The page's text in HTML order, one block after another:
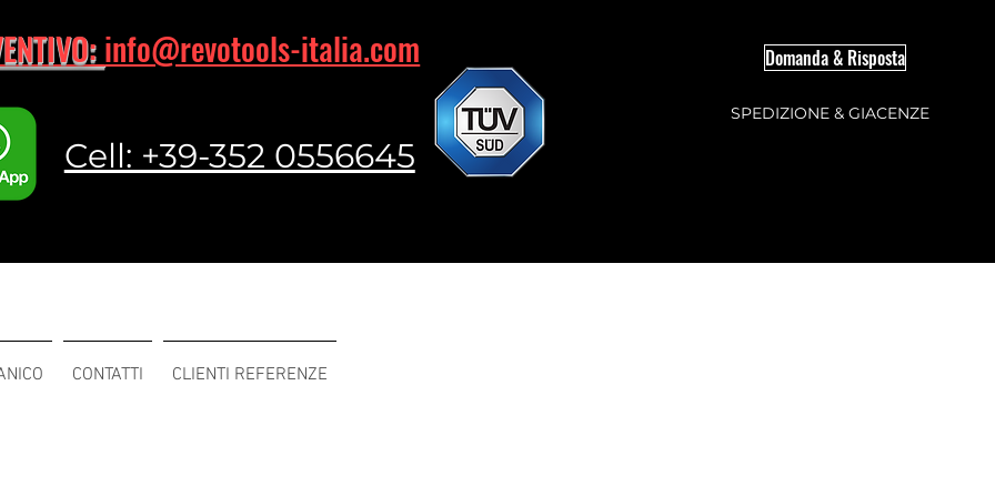
info@revotools-italia.com
Cell: +39-352 0556645
Domanda & Risposta
SPEDIZIONE & GIACENZE
CONTATTI CLIENTI REFERENZE